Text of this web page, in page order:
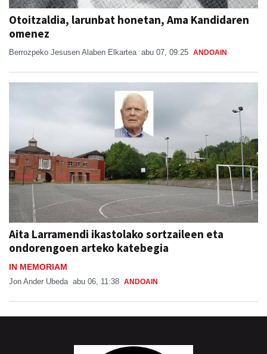
Otoitzaldia, larunbat honetan, Ama Kandidaren
omenez
Berrozpeko Jesusen Alaben Elkartea abu 07, 09:25 ANDOAIN
Aita Larramendi ikastolako sortzaileen eta
ondorengoen arteko katebegia
IN MEMORIAM
Jon Ander Ubeda abu 06, 11:38 ANDOAIN